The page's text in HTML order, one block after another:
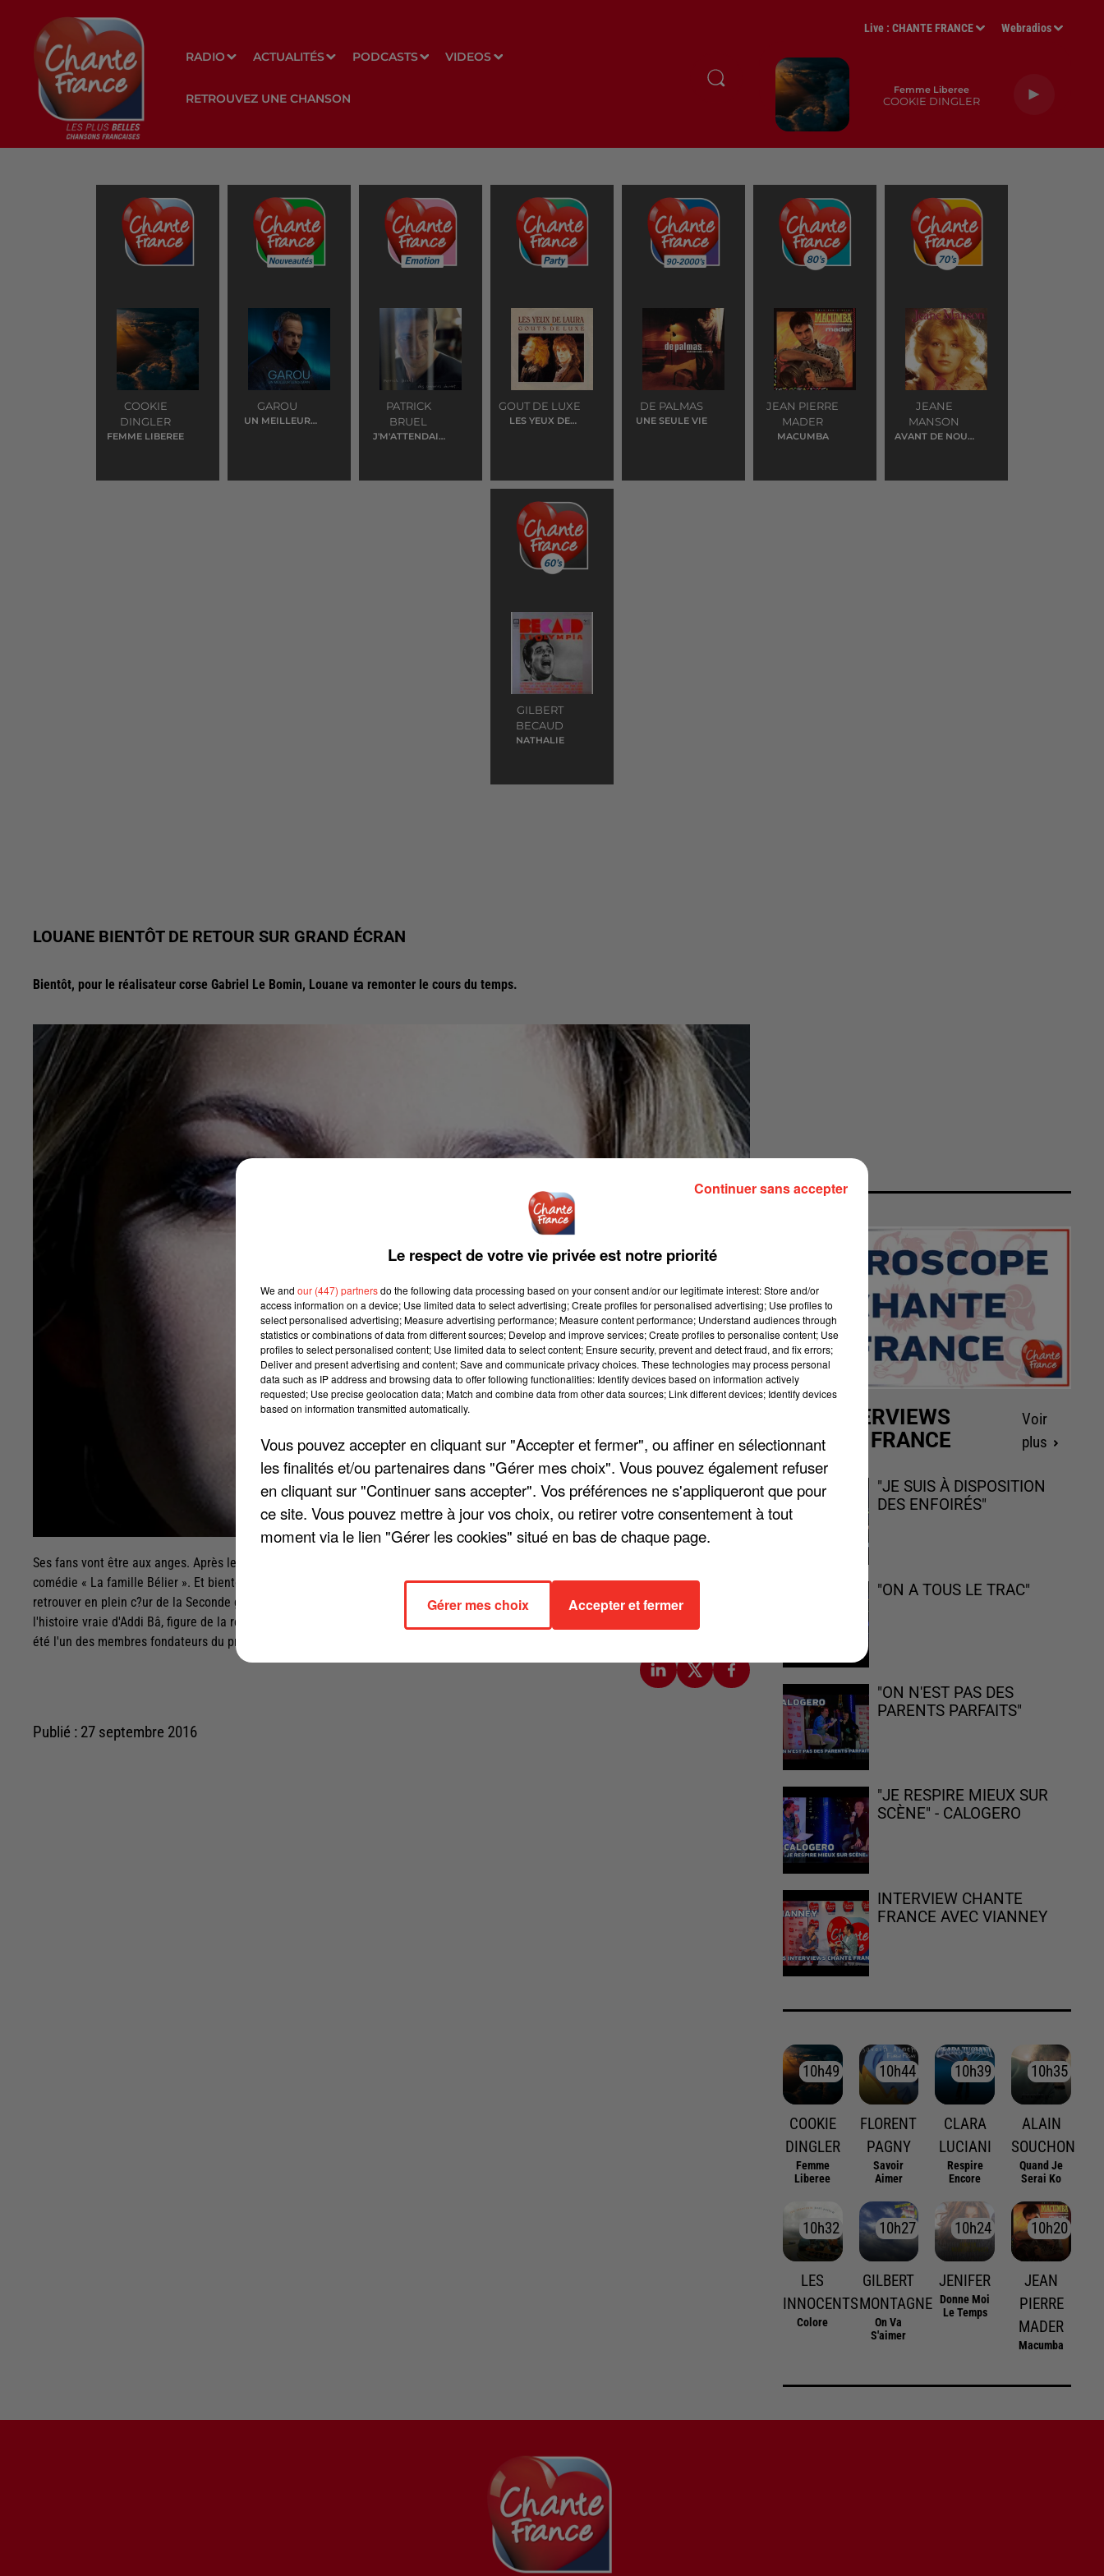
RADIO ACTUALITÉS PODCASTS VIDEOS
RETROUVEZ UNE CHANSON
Live :CHANTE FRANCE Webradios
Femme Liberee
COOKIE DINGLER
COOKIE
DINGLER
FEMME LIBEREE
GAROU
UN MEILLEUR
PATRICK
BRUEL
J'M'ATTENDAIS
GOUT DE LUXE
LES YEUX DE
DE PALMAS
UNE SEULE VIE
JEAN PIERRE
MADER
MACUMBA
JEANE
MANSON
AVANT DE NOUS
GILBERT
BECAUD
NATHALIE
LOUANE BIENTÔT DE RETOUR SUR GRAND ÉCRAN
Bientôt, pour le réalisateur corse Gabriel Le Bomin, Louane va remonter le cours du temps.
Ses fans vont être aux anges. Après le succès monumental de son album Chambre 12, Louane avait déjà brillé à l'écran avec la
comédie « La famille Bélier ». Et bientôt, pour le réalisateur corse Gabriel Le Bomin, Louane va remonter le cours du temps et se
retrouver en plein c?ur de la Seconde guerre mondiale dans un long-métrage historique baptisé « Nos patriotes ». Le scénario retrace
l'histoire vraie d'Addi Bâ, figure de la résistance française. Ce tirailleur guinéen, surnommé le « terroriste noir » par les Allemands, a
été l'un des membres fondateurs du premiers maquis dans les Vosges.
Publié : 27 septembre 2016
LES INTERVIEWS
CHANTE FRANCE
Voir
plus
"JE SUIS À DISPOSITION
DES ENFOIRÉS"
"ON A TOUS LE TRAC"
"ON N'EST PAS DES
PARENTS PARFAITS"
"JE RESPIRE MIEUX SUR
SCÈNE" - CALOGERO
INTERVIEW CHANTE
FRANCE AVEC VIANNEY
10h49
10h49
COOKIE
DINGLER
Femme
Liberee
10h44
10h44
FLORENT
PAGNY
Savoir
Aimer
10h39
10h39
CLARA
LUCIANI
Respire
Encore
10h35
10h35
ALAIN
SOUCHON
Quand Je
Serai Ko
10h32
10h32
LES
INNOCENTS
Colore
10h27
10h27
GILBERT
MONTAGNE
On Va
S'aimer
10h24
10h24
JENIFER
Donne Moi
Le Temps
10h20
10h20
JEAN
PIERRE
MADER
Macumba
Le respect de votre vie privée est notre priorité
We and our (447) partnersdo the following data processing based on your consent and/or our legitimate interest: Store and/or
access information on a device; Use limited data to select advertising; Create profiles for personalised advertising; Use profiles to
select personalised advertising; Measure advertising performance; Measure content performance; Understand audiences through
statistics or combinations of data from different sources; Develop and improve services; Create profiles to personalise content; Use
profiles to select personalised content; Use limited data to select content; Ensure security, prevent and detect fraud, and fix errors;
Deliver and present advertising and content; Save and communicate privacy choices. These technologies may process personal
data such as IP address and browsing data to offer following functionalities: Identify devices based on information actively
requested; Use precise geolocation data; Match and combine data from other data sources; Link different devices; Identify devices
based on information transmitted automatically.
Vous pouvez accepter en cliquant sur "Accepter et fermer", ou affiner en sélectionnant
les finalités et/ou partenaires dans "Gérer mes choix". Vous pouvez également refuser
en cliquant sur "Continuer sans accepter". Vos préférences ne s'appliqueront que pour
ce site. Vous pouvez mettre à jour vos choix, ou retirer votre consentement à tout
moment via le lien "Gérer les cookies" situé en bas de chaque page.
Gérer mes choix Accepter et fermer
Continuer sans accepter